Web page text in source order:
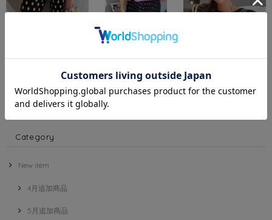
Coin dot pleated wide
pants M1688
¥9,800
Dot chiffon pleats
wide pants B2578
¥12,800
Bicolor frill shoulder t-
shirt M3194
¥7,900
Category
New item
4月追加商品
5月追加商品